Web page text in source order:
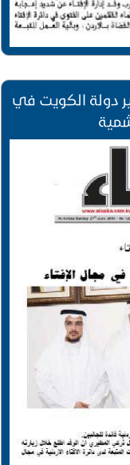
دولة الكويت في